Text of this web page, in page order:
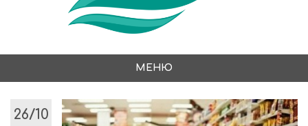
МЕНЮ
content
26/10